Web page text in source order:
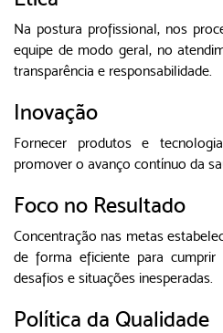
Na postura profissional, nos
equipe de modo geral, no
transparência e responsabilidade.
Inovação
Fornecer produtos e
promover o avanço contínuo da
Foco no Resultado
Concentração nas metas
de forma eficiente para
desafios e situações inesperadas.
Política da Qualidade